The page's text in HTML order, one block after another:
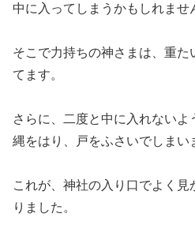
中に入ってしまうかもしれませ
そこで力持ちの神さまは、重
てます。
さらに、二度と中に入れない
縄をはり、戸をふさいでしまい
これが、神社の入り口でよく
りました。